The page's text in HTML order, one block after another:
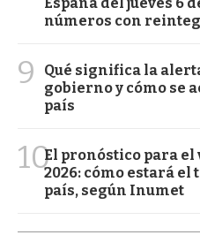
números con
9
Qué significa la
gobierno y cómo se
país
10El pronóstico para el
2026: cómo estará el
país, según Inumet